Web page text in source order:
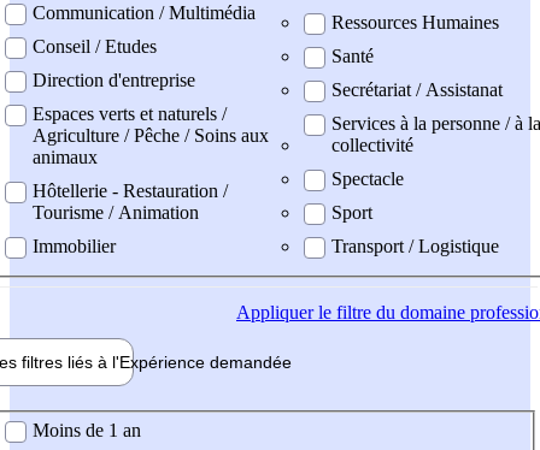
Communication / Multimédia
Conseil / Etudes
Direction d'entreprise
Espaces verts et naturels /
Agriculture / Pêche / Soins aux
animaux
Hôtellerie - Restauration /
Tourisme / Animation
Immobilier
Ressources Humaines
Santé
Secrétariat / Assistanat
Services à la personne / à la
collectivité
Spectacle
Sport
Transport / Logistique
Appliquerle filtre du domaine
filtres liés à l'Expérience demandée
demandée
Moins de 1 an